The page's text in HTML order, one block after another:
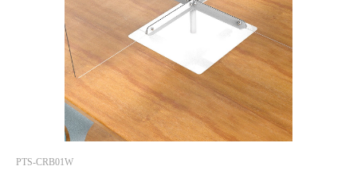
PTS-CRB01W